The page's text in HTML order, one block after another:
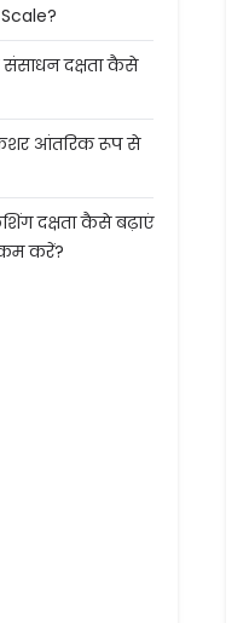
दक्षता कैसे
आंतरिक रूप से
दक्षता कैसे बढ़ाएं
करें?